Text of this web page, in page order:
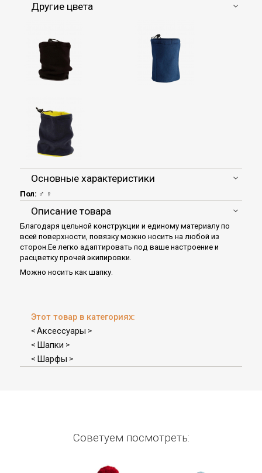
Другие цвета
Основные характеристики
Пол: ♂ ♀
Описание товара
Благодаря цельной конструкции и единому материалу по
всей поверхности, повязку можно носить на любой из
сторон.Ее легко адаптировать под ваше настроение и
расцветку прочей экипировки.
Можно носить как шапку.
Этот товар в категориях:
< Аксессуары >
< Шапки >
< Шарфы >
Советуем посмотреть: